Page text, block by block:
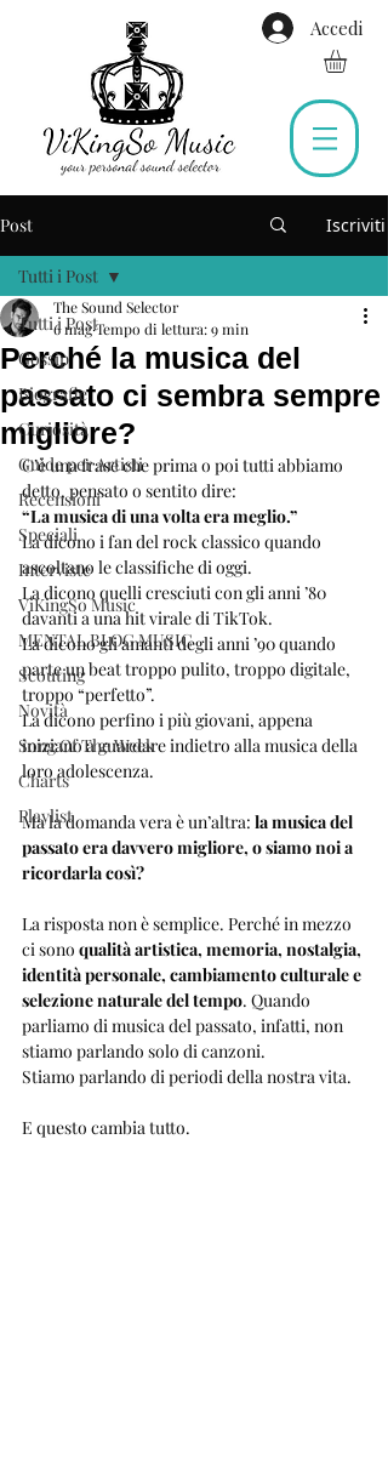
Accedi
Post Iscriviti
Tutti i Post
Gossip
Biografie
Curiosità
Guide per Artisti
Recensioni
Speciali
Interviste
ViKingSo Music
MENTAL BLOG MUSIC
Scouting
Novità
Song Of The Week
Charts
Playlist
Tutti i Post
Perché la musica del
passato ci sembra sempre
migliore?
The Sound Selector
6 magTempo di lettura: 9 min
C’è una frase che prima o poi tutti abbiamo
detto, pensato o sentito dire:
“La musica di una volta era meglio.”
La dicono i fan del rock classico quando
ascoltano le classifiche di oggi.
La dicono quelli cresciuti con gli anni ’80
davanti a una hit virale di TikTok.
La dicono gli amanti degli anni ’90 quando
parte un beat troppo pulito, troppo digitale,
troppo “perfetto”.
La dicono perfino i più giovani, appena
iniziano a guardare indietro alla musica della
loro adolescenza.
Ma la domanda vera è un’altra: la musica del
passato era davvero migliore, o siamo noi a
ricordarla così?
La risposta non è semplice. Perché in mezzo
ci sono qualità artistica, memoria, nostalgia,
identità personale, cambiamento culturale e
selezione naturale del tempo. Quando
parliamo di musica del passato, infatti, non
stiamo parlando solo di canzoni.
Stiamo parlando di periodi della nostra vita.
E questo cambia tutto.